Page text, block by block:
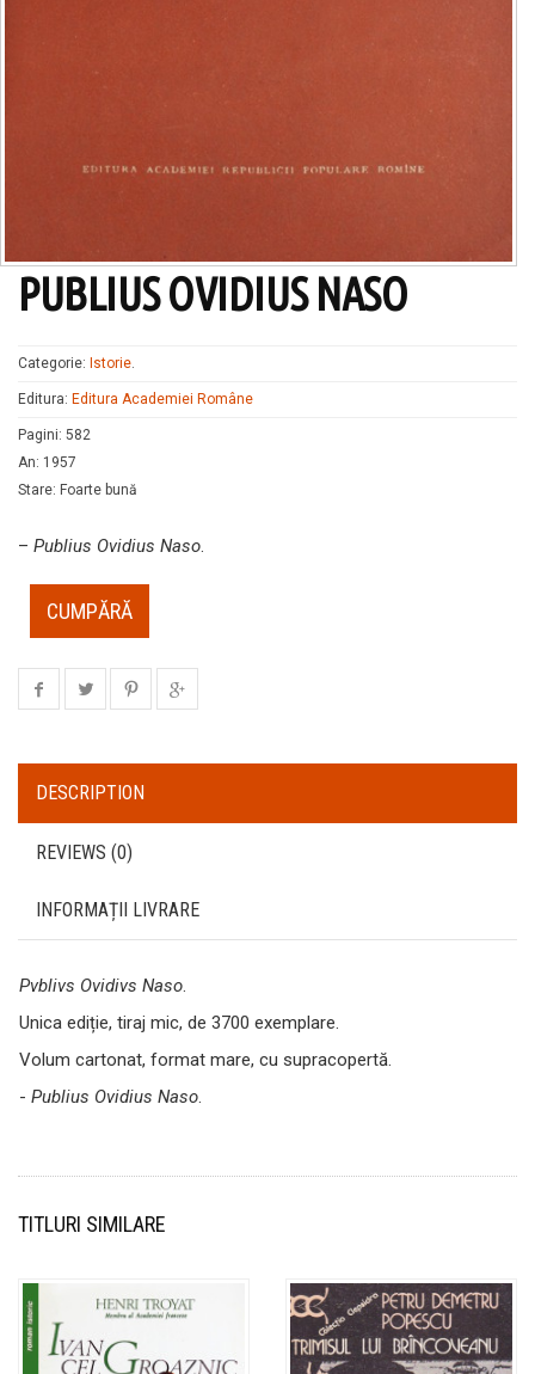
PUBLIUS OVIDIUS NASO
Categorie: Istorie.
Editura: Editura Academiei Române
Pagini: 582
An: 1957
Stare: Foarte bună
– Publius Ovidius Naso.
CUMPĂRĂ
DESCRIPTION
REVIEWS (0)
INFORMAȚII LIVRARE
Pvblivs Ovidivs Naso.
Unica ediție, tiraj mic, de 3700 exemplare.
Volum cartonat, format mare, cu supracopertă.
- Publius Ovidius Naso.
TITLURI SIMILARE